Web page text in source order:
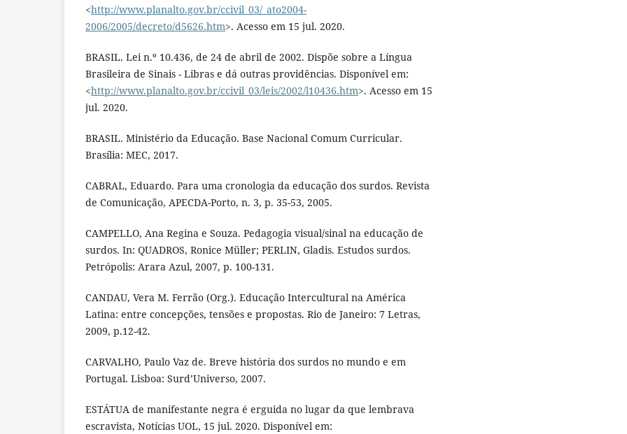
<http://www.planalto.gov.br/ccivil_03/_ato2004-
2006/2005/decreto/d5626.htm>. Acesso em 15 jul. 2020.
BRASIL. Lei n.º 10.436, de 24 de abril de 2002. Dispõe sobre a Língua
Brasileira de Sinais - Libras e dá outras providências. Disponível em:
<http://www.planalto.gov.br/ccivil_03/leis/2002/l10436.htm>. Acesso em 15
jul. 2020.
BRASIL. Ministério da Educação. Base Nacional Comum Curricular.
Brasília: MEC, 2017.
CABRAL, Eduardo. Para uma cronologia da educação dos surdos. Revista
de Comunicação, APECDA-Porto, n. 3, p. 35-53, 2005.
CAMPELLO, Ana Regina e Souza. Pedagogia visual/sinal na educação de
surdos. In: QUADROS, Ronice Müller; PERLIN, Gladis. Estudos surdos.
Petrópolis: Arara Azul, 2007, p. 100-131.
CANDAU, Vera M. Ferrão (Org.). Educação Intercultural na América
Latina: entre concepções, tensões e propostas. Rio de Janeiro: 7 Letras,
2009, p.12-42.
CARVALHO, Paulo Vaz de. Breve história dos surdos no mundo e em
Portugal. Lisboa: Surd’Universo, 2007.
ESTÁTUA de manifestante negra é erguida no lugar da que lembrava
escravista, Notícias UOL, 15 jul. 2020. Disponível em: